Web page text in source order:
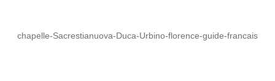
chapelle-Sacrestianuova-Duca-Urbino-florence-guide-francais